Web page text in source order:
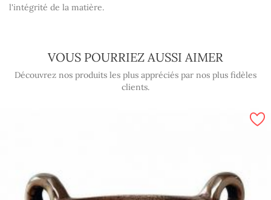
l'intégrité de la matière.
VOUS POURRIEZ AUSSI AIMER
Découvrez nos produits les plus appréciés par nos plus fidèles
clients.